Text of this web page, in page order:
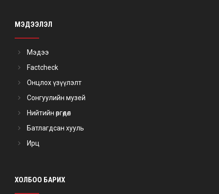
МЭДЭЭЛЭЛ
Мэдээ
Factcheck
Онцлох үзүүлэлт
Сонгуулийн музей
Нийтийн өргөдөл
Батлагдсан хууль
Ирц
ХОЛБОО БАРИХ